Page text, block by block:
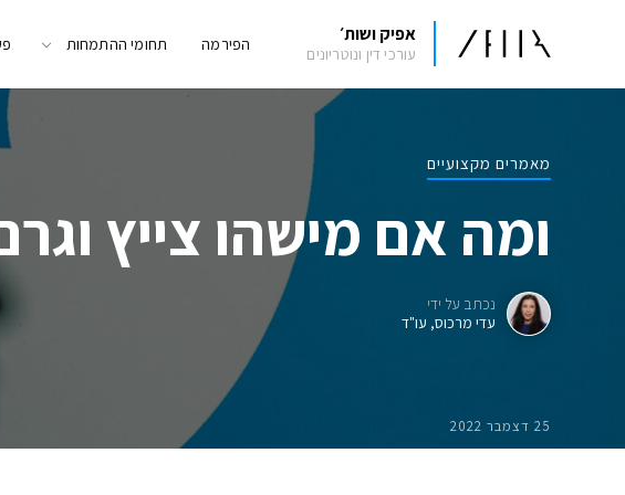
אפיק ושות׳
עורכי דין ונוטריונים הפירמה תחומי ההתמחות
מאמרים מקצועיים
ומה אם מישהו צייץ
נכתב על ידי
עדי מרכוס, עו"ד
25 דצמבר 2022